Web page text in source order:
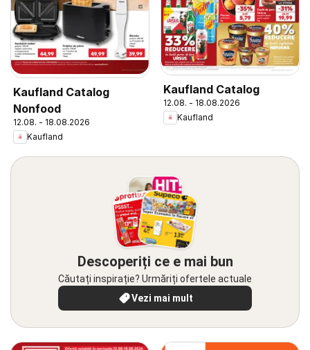
Kaufland Catalog
Nonfood
12.08. - 18.08.2026
Kaufland
Kaufland Catalog
12.08. - 18.08.2026
Kaufland
Descoperiți ce e mai bun
Căutați inspirație? Urmăriți ofertele actuale
Vezi mai mult